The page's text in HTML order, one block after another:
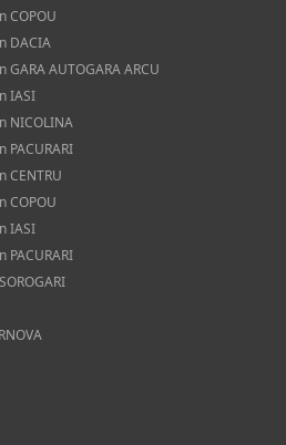
COPOU
DACIA
AUTOGARA ARCU
IASI
NICOLINA
CENTRU
COPOU
IASI